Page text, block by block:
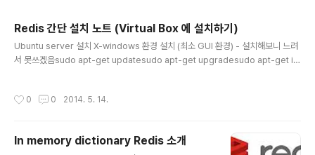
Redis 간단 설치 노트 (Virtual Box 에 설치하기)
Ubuntu server 설치 X-windows 환경 설치 (최소 GUI 환경) - 설치해보니 느려
서 못쓰겠음sudo apt-get updatesudo apt-get upgradesudo apt-get in
d sudo vi /etc/hosts.allow 에서 ALL:ALL 추가 telnet service를 xinetd.co
0 0 2014. 5. 14.
In memory dictionary Redis 소개